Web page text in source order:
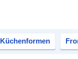
Küchenformen